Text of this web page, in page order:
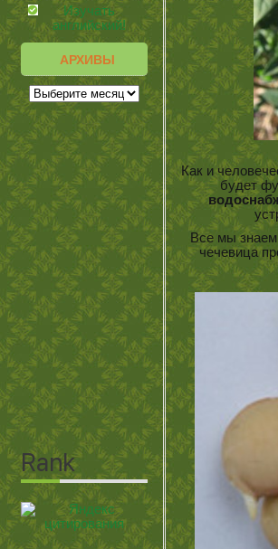
Изучать
английский!
АРХИВЫ
Как и
будет
Все мы
чечевица